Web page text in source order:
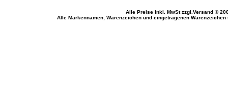
Alle Preise inkl. MwStzzgl.Versand©
Alle Markennamen, Warenzeichen und eingetragenen